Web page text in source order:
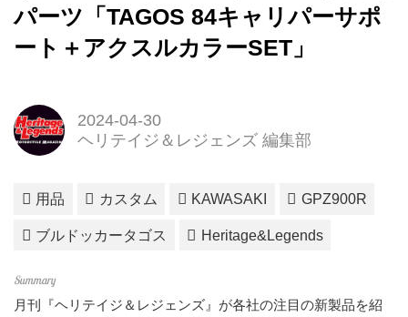
パーツ「TAGOS 84キャリパーサポ
ート＋アクスルカラーSET」
2024-04-30
ヘリテイジ＆レジェンズ 編集部
用品 カスタム KAWASAKI GPZ900R
ブルドッカータゴス Heritage&Legends
月刊『ヘリテイジ＆レジェンズ』が各社の注目の新製品を紹